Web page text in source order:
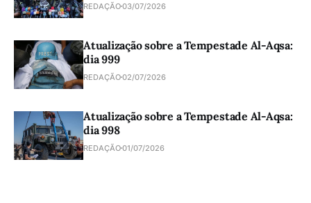
REDAÇÃO03/07/2026
Atualização sobre a Tempestade Al-Aqsa:
dia 999
REDAÇÃO02/07/2026
Atualização sobre a Tempestade Al-Aqsa:
dia 998
REDAÇÃO01/07/2026